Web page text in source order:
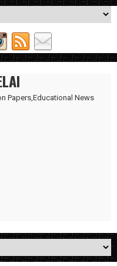
Papers,Educational News